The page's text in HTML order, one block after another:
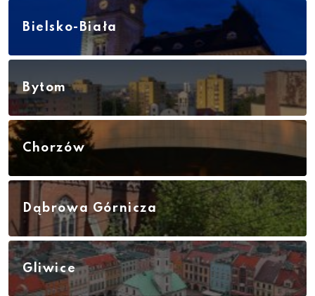
Bielsko-Biała
Bytom
Chorzów
Dąbrowa Górnicza
Gliwice